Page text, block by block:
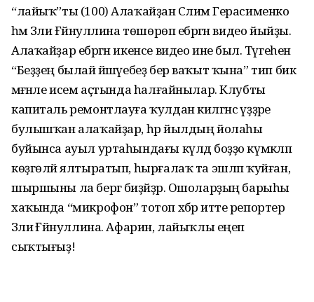
“лайыҡ”ты (100) Алаҡайҙан Сәлимә Герасименко
һәм Зәлиә Ғәйнуллина төшөрөп ебәргән видео йыйҙы.
Алаҡайҙар ебәргән икенсе видео ине был. Тәүгеһен
“Беҙҙең былай йәшәүебеҙ бер ваҡыт ҡына” тип бик
мәғәнәле исем аҫтында һалғайнылар. Клубты
капиталь ремонтлауға ҡулдан килгәнсә үҙҙәре
булышҡан алаҡайҙар, һәр йылдың йолаһы
буйынса ауыл уртаһындағы күлдә боҙҙо күмәкләп
көҙгөләй ялтыратып, һырғалаҡ та эшләп ҡуйған,
шыршыны ла бергә биҙәйҙәр. Ошоларҙың барыһы
хаҡында “микрофон” тотоп хәбәр итте репортер
Зәлиә Ғәйнуллина. Афарин, лайыҡлы еңеп
сыҡтығыҙ!